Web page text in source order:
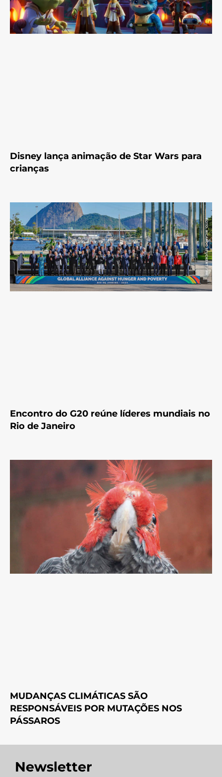
Disney lança animação de Star Wars para
crianças
Encontro do G20 reúne líderes mundiais no
Rio de Janeiro
MUDANÇAS CLIMÁTICAS SÃO
RESPONSÁVEIS POR MUTAÇÕES NOS
PÁSSAROS
Newsletter